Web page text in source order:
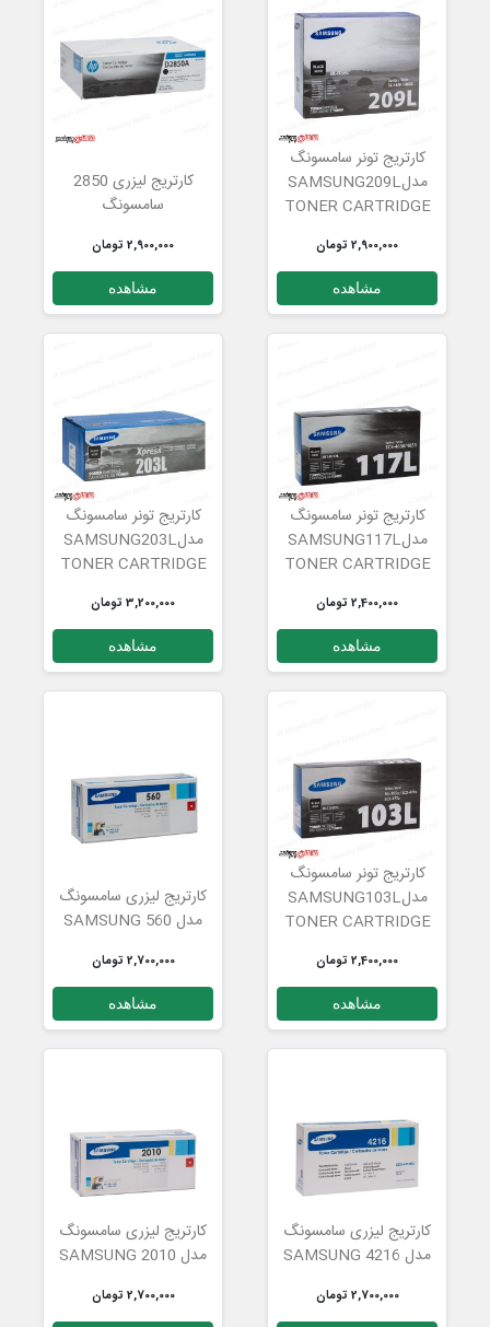
کارتریج تونر سامسونگ
مدلSAMSUNG209L
TONER CARTRIDGE
2,900,000 تومان
مشاهده
کارتریج لیزری 2850
سامسونگ
2,900,000 تومان
مشاهده
کارتریج تونر سامسونگ
مدلSAMSUNG117L
TONER CARTRIDGE
2,400,000 تومان
مشاهده
کارتریج تونر سامسونگ
مدلSAMSUNG203L
TONER CARTRIDGE
3,200,000 تومان
مشاهده
کارتریج تونر سامسونگ
مدلSAMSUNG103L
TONER CARTRIDGE
2,400,000 تومان
مشاهده
کارتریج لیزری سامسونگ
مدل SAMSUNG 560
2,700,000 تومان
مشاهده
کارتریج لیزری سامسونگ
مدل SAMSUNG 4216
2,700,000 تومان
کارتریج لیزری سامسونگ
مدل SAMSUNG 2010
2,700,000 تومان